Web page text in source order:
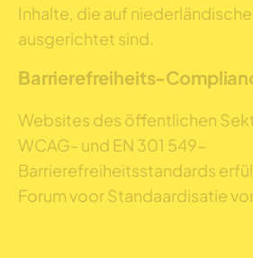
Inhalte, die auf
ausgerichtet sind.
Barrierefreiheits-
Websites des öffentlichen
WCAG- und EN 301 549-
Barrierefreiheitsstandards
Forum voor Standaardisatie